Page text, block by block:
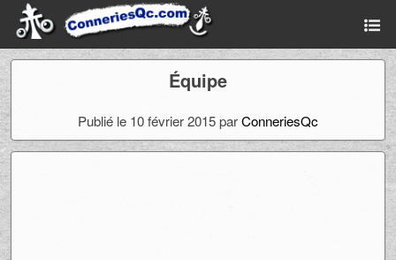
Équipe
Publié le 10 février 2015 parConneriesQc